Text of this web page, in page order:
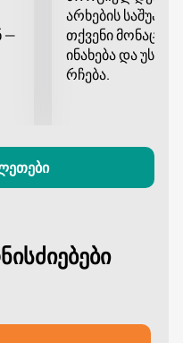
Batumi Hall - ში
ეს არის მარტივი,
არ გამოტოვოთ
დროის ერთ-ერთი
ემოციები ვანია
ყურებისგან.
—
არხების
თქვენი
ინახება და
რჩება.